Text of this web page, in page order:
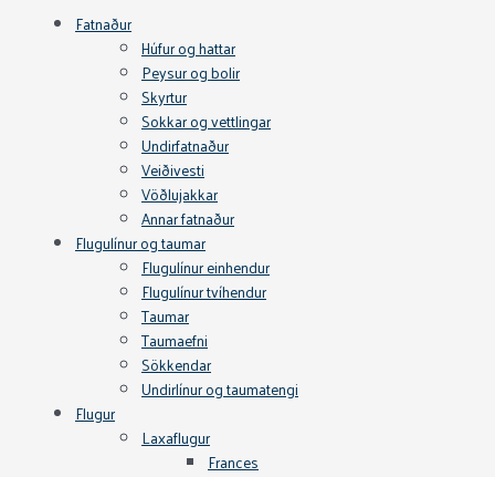
Fatnaður
Húfur og hattar
Peysur og bolir
Skyrtur
Sokkar og vettlingar
Undirfatnaður
Veiðivesti
Vöðlujakkar
Annar fatnaður
Flugulínur og taumar
Flugulínur einhendur
Flugulínur tvíhendur
Taumar
Taumaefni
Sökkendar
Undirlínur og taumatengi
Flugur
Laxaflugur
Frances